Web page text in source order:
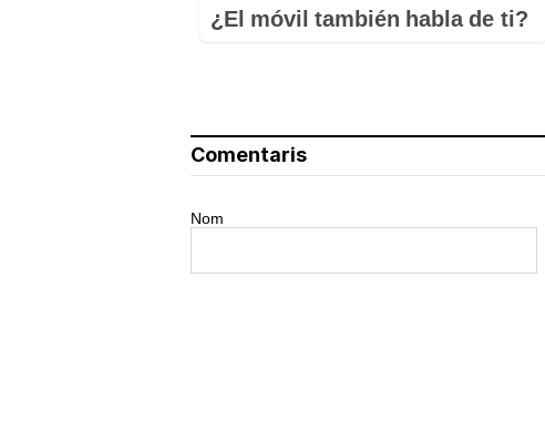
¿El móvil también habla de ti?
Comentaris
Nom